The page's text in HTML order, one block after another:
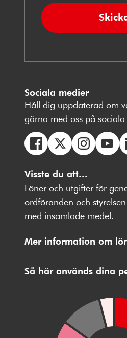
Sociala medier
Håll dig uppdaterad om
gärna med oss på sociala
oss
på
Facebbok
oss
på
X
oss
på
Instagram
på
Youtube
Visste du att...
Löner och utgifter för
ordföranden och
med insamlade medel.
Mer information om
Så här används dina